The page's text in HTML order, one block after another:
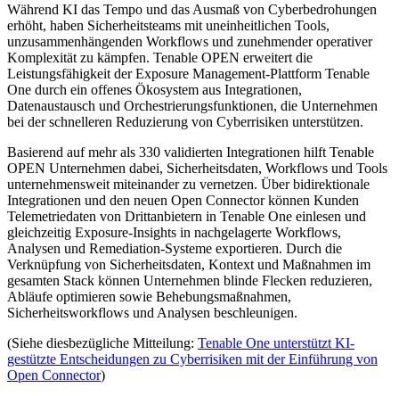
Während KI das Tempo und das Ausmaß von Cyberbedrohungen
erhöht, haben Sicherheitsteams mit uneinheitlichen Tools,
unzusammenhängenden Workflows und zunehmender operativer
Komplexität zu kämpfen. Tenable OPEN erweitert die
Leistungsfähigkeit der Exposure Management-Plattform Tenable
One durch ein offenes Ökosystem aus Integrationen,
Datenaustausch und Orchestrierungsfunktionen, die Unternehmen
bei der schnelleren Reduzierung von Cyberrisiken unterstützen.
Basierend auf mehr als 330 validierten Integrationen hilft Tenable
OPEN Unternehmen dabei, Sicherheitsdaten, Workflows und Tools
unternehmensweit miteinander zu vernetzen. Über bidirektionale
Integrationen und den neuen Open Connector können Kunden
Telemetriedaten von Drittanbietern in Tenable One einlesen und
gleichzeitig Exposure-Insights in nachgelagerte Workflows,
Analysen und Remediation-Systeme exportieren. Durch die
Verknüpfung von Sicherheitsdaten, Kontext und Maßnahmen im
gesamten Stack können Unternehmen blinde Flecken reduzieren,
Abläufe optimieren sowie Behebungsmaßnahmen,
Sicherheitsworkflows und Analysen beschleunigen.
(Siehe diesbezügliche Mitteilung: Tenable One unterstützt KI-
gestützte Entscheidungen zu Cyberrisiken mit der Einführung von
Open Connector)